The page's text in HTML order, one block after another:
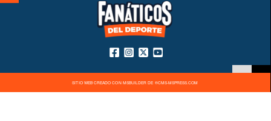
SITIO WEB CREADO CON MSBUILDER DE ®CMS-MSPRESS.COM